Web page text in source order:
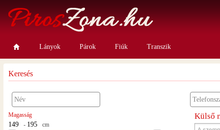
Lányok Párok Fiúk Transzik
Keresés
Magasság
-
cm
Külső